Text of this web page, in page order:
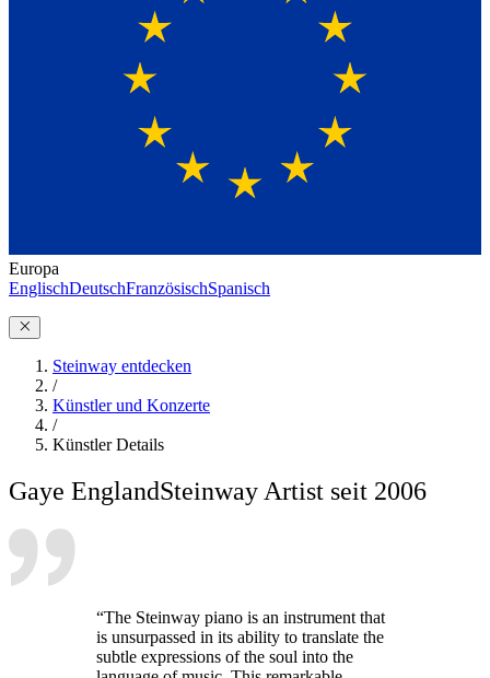
Europa
EnglischDeutschFranzösischSpanisch
Steinway entdecken
/
Künstler und Konzerte
/
Künstler Details
Gaye EnglandSteinway Artist seit 2006
“The Steinway piano is an instrument that
is unsurpassed in its ability to translate the
subtle expressions of the soul into the